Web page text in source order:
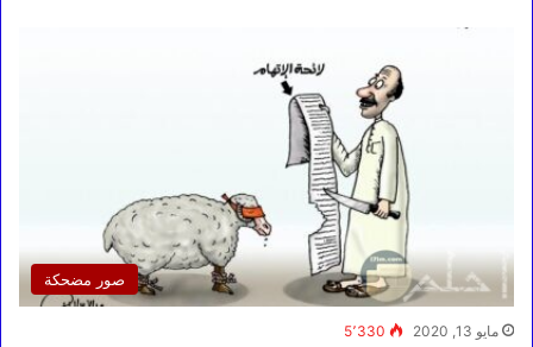
صور مضحكة
مايو 13, 2020 5٬330